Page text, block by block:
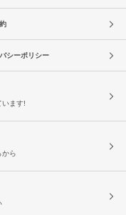
シーポリシー
います!
から